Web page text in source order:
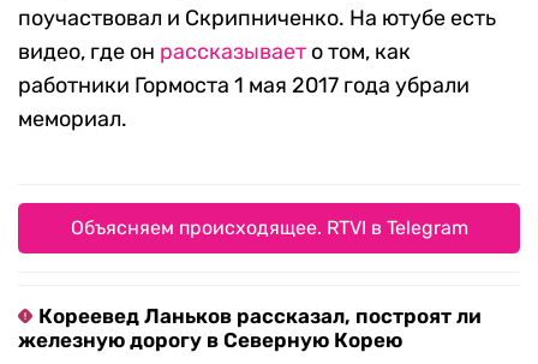
поучаствовал и Скрипниченко. На ютубе есть
видео, где он рассказывает о том, как
работники Гормоста 1 мая 2017 года убрали
мемориал.
Объясняем происходящее. RTVI в Telegram
Кореевед Ланьков рассказал, построят ли
железную дорогу в Северную Корею